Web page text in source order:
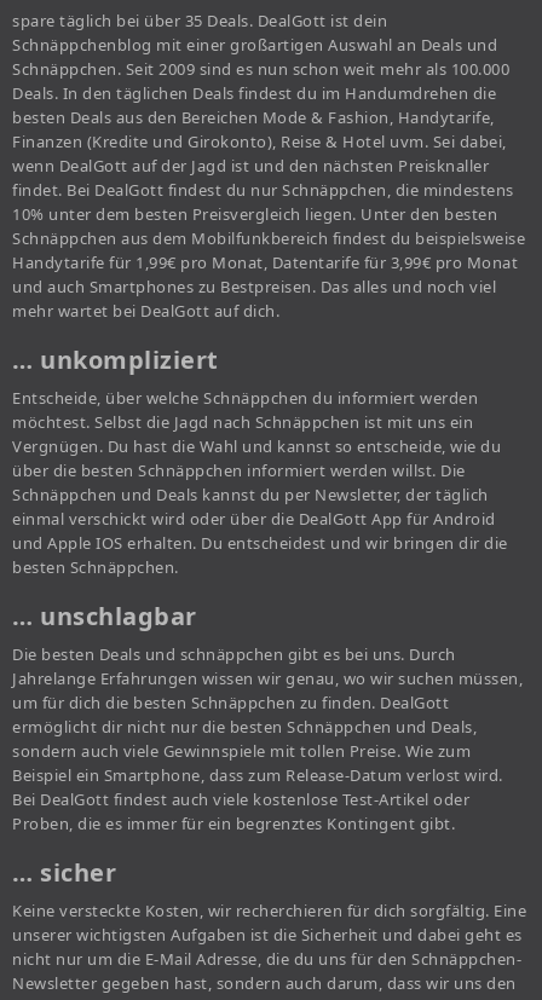
spare täglich bei über 35 Deals. DealGott ist dein
Schnäppchenblog mit einer großartigen Auswahl an Deals und
Schnäppchen. Seit 2009 sind es nun schon weit mehr als 100.000
Deals. In den täglichen Deals findest du im Handumdrehen die
besten Deals aus den Bereichen Mode & Fashion, Handytarife,
Finanzen (Kredite und Girokonto), Reise & Hotel uvm. Sei dabei,
wenn DealGott auf der Jagd ist und den nächsten Preisknaller
findet. Bei DealGott findest du nur Schnäppchen, die mindestens
10% unter dem besten Preisvergleich liegen. Unter den besten
Schnäppchen aus dem Mobilfunkbereich findest du beispielsweise
Handytarife für 1,99€ pro Monat, Datentarife für 3,99€ pro Monat
und auch Smartphones zu Bestpreisen. Das alles und noch viel
mehr wartet bei DealGott auf dich.
… unkompliziert
Entscheide, über welche Schnäppchen du informiert werden
möchtest. Selbst die Jagd nach Schnäppchen ist mit uns ein
Vergnügen. Du hast die Wahl und kannst so entscheide, wie du
über die besten Schnäppchen informiert werden willst. Die
Schnäppchen und Deals kannst du per Newsletter, der täglich
einmal verschickt wird oder über die DealGott App für Android
und Apple IOS erhalten. Du entscheidest und wir bringen dir die
besten Schnäppchen.
… unschlagbar
Die besten Deals und schnäppchen gibt es bei uns. Durch
Jahrelange Erfahrungen wissen wir genau, wo wir suchen müssen,
um für dich die besten Schnäppchen zu finden. DealGott
ermöglicht dir nicht nur die besten Schnäppchen und Deals,
sondern auch viele Gewinnspiele mit tollen Preise. Wie zum
Beispiel ein Smartphone, dass zum Release-Datum verlost wird.
Bei DealGott findest auch viele kostenlose Test-Artikel oder
Proben, die es immer für ein begrenztes Kontingent gibt.
… sicher
Keine versteckte Kosten, wir recherchieren für dich sorgfältig. Eine
unserer wichtigsten Aufgaben ist die Sicherheit und dabei geht es
nicht nur um die E-Mail Adresse, die du uns für den Schnäppchen-
Newsletter gegeben hast, sondern auch darum, dass wir uns den